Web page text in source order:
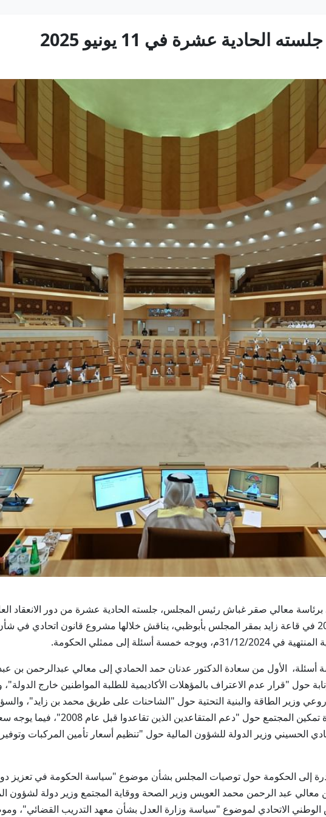
عشرة في 11 يونيو 2025
برئاسة معالي صقر غباش رئيس المجلس، جلسته الحادية عشرة من دور الانعقاد
التشريعي الثامن عشر، يوم الأربعاء الموافق 11 يونيو 2025 في قاعة زايد بمقر المجلس بأبوظبي، يناقش خلالها مشروع
إلى ممثلي الحكومة.
الأول من سعادة الدكتور عدنان حمد الحمادي إلى معالي عبدالرحمن بن عبد
حول "قرار عدم الاعتراف بالمؤهلات الأكاديمية للطلبة المواطنين خارج
وزير الطاقة والبنية التحتية حول "الشاحنات على طريق محمد بن زايد"،
راشد العابدي إلى معالي شما بنت سهيل المزروعي وزيرة
الحسيني وزير الدولة للشؤون المالية حول "تنظيم أسعار تأمين المركبات وتوفير
إلى الحكومة حول توصيات المجلس بشأن موضوع "سياسة الحكومة في تعزيز
معالي عبد الرحمن محمد العويس وزير الصحة ووقاية المجتمع وزير دولة لشؤون
الاتحادي لموضوع "سياسة وزارة العدل بشأن معهد التدريب القضائي"،